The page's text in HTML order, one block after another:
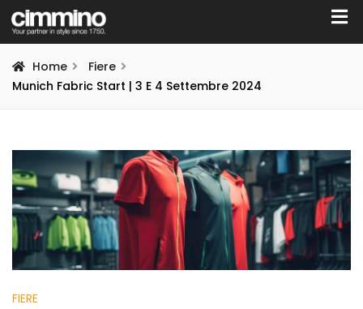
Home
Fiere
Munich Fabric Start | 3 E 4 Settembre 2024
FIERE